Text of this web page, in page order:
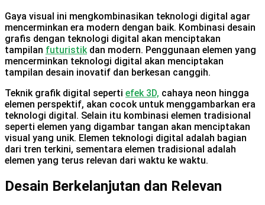
Gaya visual ini mengkombinasikan teknologi digital agar
mencerminkan era modern dengan baik. Kombinasi desain
grafis dengan teknologi digital akan menciptakan
tampilan futuristikdan modern. Penggunaan elemen yang
mencerminkan teknologi digital akan menciptakan
tampilan desain inovatif dan berkesan canggih.
Teknik grafik digital seperti efek 3D, cahaya neon hingga
elemen perspektif, akan cocok untuk menggambarkan era
teknologi digital. Selain itu kombinasi elemen tradisional
seperti elemen yang digambar tangan akan menciptakan
visual yang unik. Elemen teknologi digital adalah bagian
dari tren terkini, sementara elemen tradisional adalah
elemen yang terus relevan dari waktu ke waktu.
Desain Berkelanjutan dan Relevan